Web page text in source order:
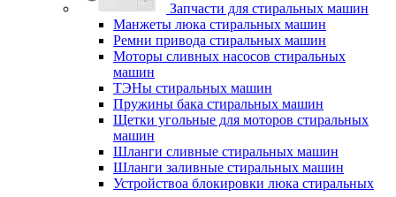
Запчасти для стиральных машин
Манжеты люка стиральных машин
Ремни привода стиральных машин
Моторы сливных насосов стиральных
машин
ТЭНы стиральных машин
Пружины бака стиральных машин
Щетки угольные для моторов стиральных
машин
Шланги сливные стиральных машин
Шланги заливные стиральных машин
Устройствоа блокировки люка стиральных